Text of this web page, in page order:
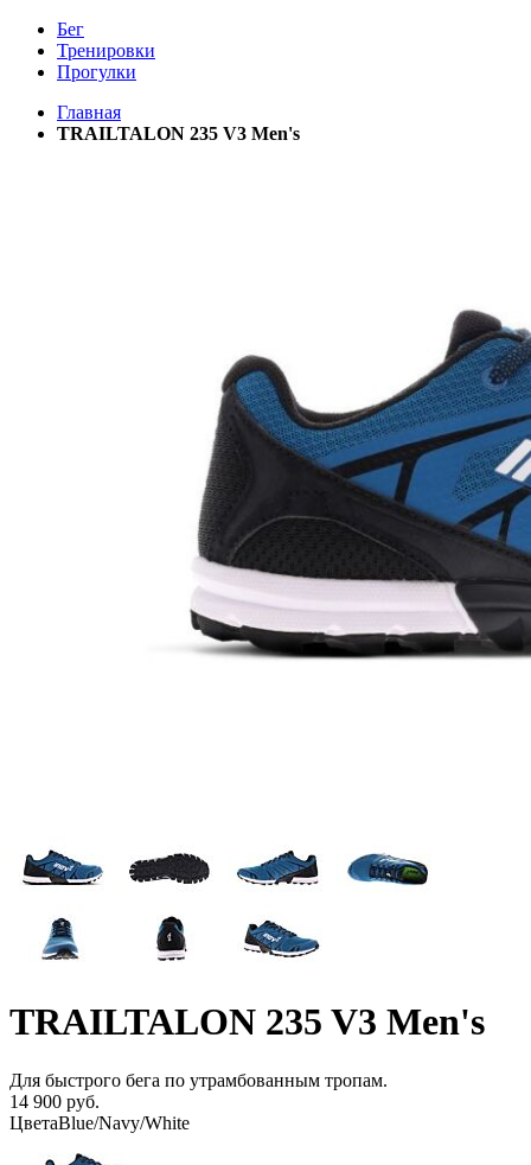
Бег
Тренировки
Прогулки
Главная
TRAILTALON 235 V3 Men's
TRAILTALON 235 V3 Men's
Для быстрого бега по утрамбованным тропам.
14 900 руб.
ЦветаBlue/Navy/White